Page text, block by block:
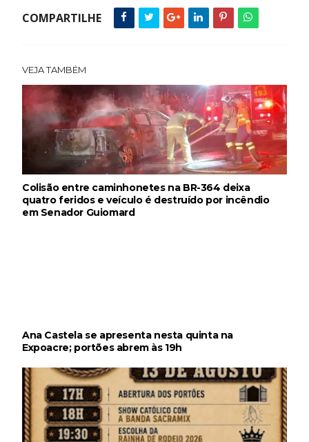
COMPARTILHE
VEJA TAMBÉM
Colisão entre caminhonetes na BR-364 deixa
quatro feridos e veículo é destruído por incêndio
em Senador Guiomard
Ana Castela se apresenta nesta quinta na
Expoacre; portões abrem às 19h